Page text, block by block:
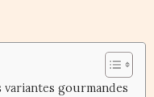
gourmandes